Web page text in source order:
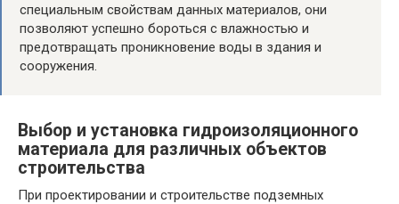
специальным свойствам данных материалов, они
позволяют успешно бороться с влажностью и
предотвращать проникновение воды в здания и
сооружения.
Выбор и установка гидроизоляционного
материала для различных объектов
строительства
При проектировании и строительстве подземных